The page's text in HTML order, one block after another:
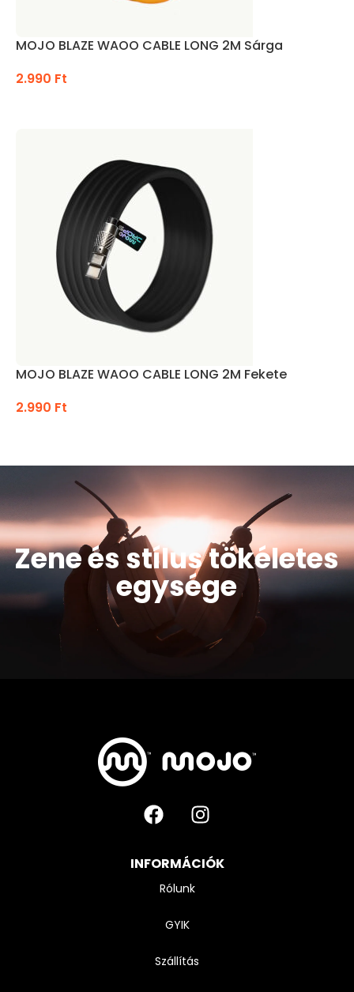
MOJO BLAZE WAOO CABLE LONG 2M Sárga
2.990 Ft
MOJO BLAZE WAOO CABLE LONG 2M Fekete
2.990 Ft
Zene és stílus tökéletes
egysége
INFORMÁCIÓK
Rólunk
GYIK
Szállítás